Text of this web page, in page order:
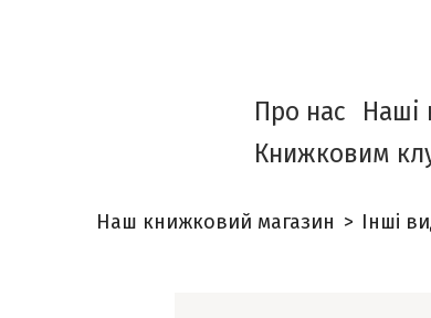
Про нас Наші
Книжковим
Наш книжковий магазин Інші